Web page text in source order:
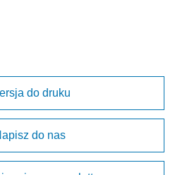
do druku
do nas